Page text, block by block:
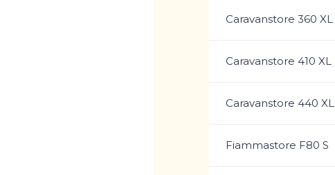
Caravanstore 360 XL
Caravanstore 410 XL
Caravanstore 440 XL
Fiammastore F80 S